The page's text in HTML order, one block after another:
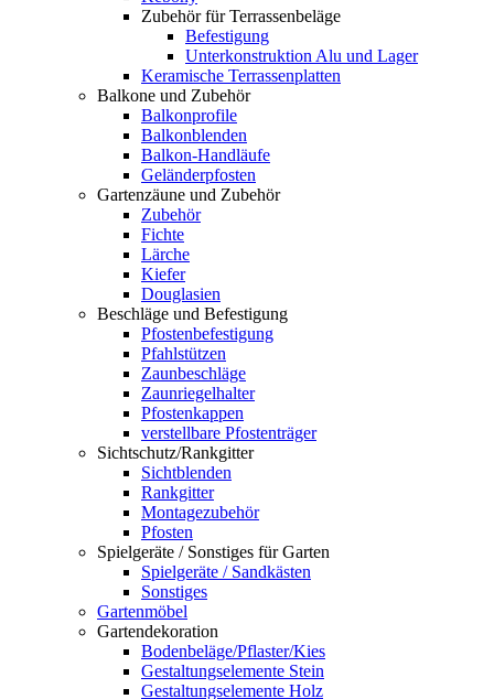
Zubehör für Terrassenbeläge
Befestigung
Unterkonstruktion Alu und Lager
Keramische Terrassenplatten
Balkone und Zubehör
Balkonprofile
Balkonblenden
Balkon-Handläufe
Geländerpfosten
Gartenzäune und Zubehör
Zubehör
Fichte
Lärche
Kiefer
Douglasien
Beschläge und Befestigung
Pfostenbefestigung
Pfahlstützen
Zaunbeschläge
Zaunriegelhalter
Pfostenkappen
verstellbare Pfostenträger
Sichtschutz/Rankgitter
Sichtblenden
Rankgitter
Montagezubehör
Pfosten
Spielgeräte / Sonstiges für Garten
Spielgeräte / Sandkästen
Sonstiges
Gartenmöbel
Gartendekoration
Bodenbeläge/Pflaster/Kies
Gestaltungselemente Stein
Gestaltungselemente Holz